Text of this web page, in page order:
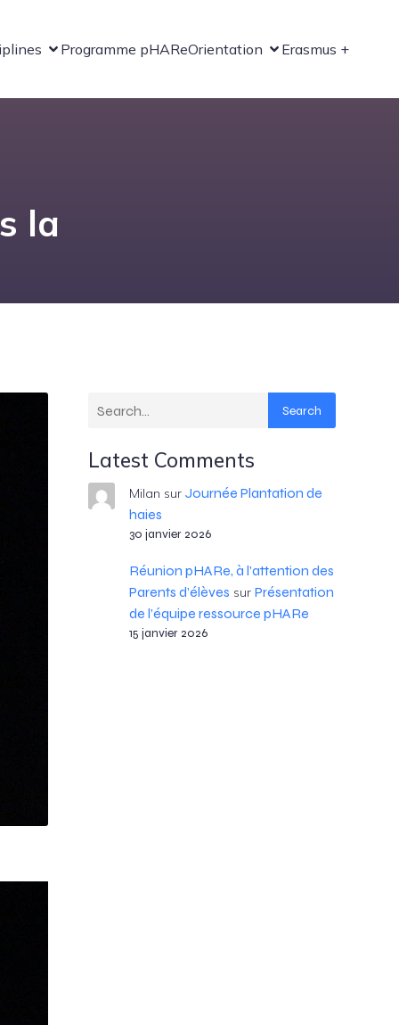
Programme pHAReOrientation Erasmus +
la
Search
Latest Comments
Milan sur Journée Plantation de
haies
30 janvier 2026
Réunion pHARe, à l’attention des
Parents d’élèves sur Présentation
de l’équipe ressource pHARe
15 janvier 2026